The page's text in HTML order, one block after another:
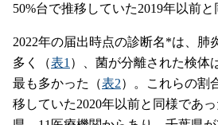
50%台で推移していた2019年以前と
2022年の届出時点の診断名*は、肺
多く（表1 ）、菌が分離された検体
最も多かった（表2）。これらの割
移していた2020年以前と同様であ